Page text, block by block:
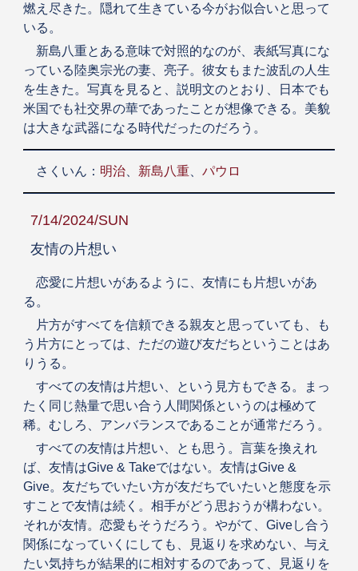
燃え尽きた。隠れて生きている今がお似合いと思って
いる。
新島八重とある意味で対照的なのが、表紙写真にな
っている陸奥宗光の妻、亮子。彼女もまた波乱の人生
を生きた。写真を見ると、説明文のとおり、日本でも
米国でも社交界の華であったことが想像できる。美貌
は大きな武器になる時代だったのだろう。
さくいん： 明治、 新島八重、 パウロ
7/14/2024/SUN
友情の片想い
恋愛に片想いがあるように、友情にも片想いがあ
る。
片方がすべてを信頼できる親友と思っていても、も
う片方にとっては、ただの遊び友だちということはあ
りうる。
すべての友情は片想い、という見方もできる。まっ
たく同じ熱量で思い合う人間関係というのは極めて
稀。むしろ、アンバランスであることが通常だろう。
すべての友情は片想い、とも思う。言葉を換えれ
ば、友情はGive & Takeではない。友情はGive &
Give。友だちでいたい方が友だちでいたいと態度を示
すことで友情は続く。相手がどう思おうが構わない。
それが友情。恋愛もそうだろう。やがて、Giveし合う
関係になっていくにしても、見返りを求めない、与え
たい気持ちが結果的に相対するのであって、見返りを